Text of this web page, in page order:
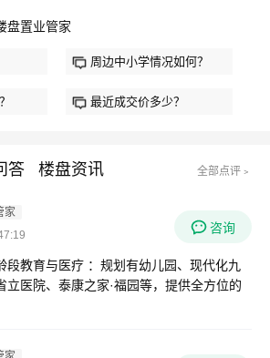
盘置业管家
周边中小学情况如何？
最近成交价多少？
答 楼盘资讯 全部点评﹥
家
段教育与医疗 ：规划有幼儿园、现代化九
立医院、泰康之家·福园等，提供全方位的
咨询